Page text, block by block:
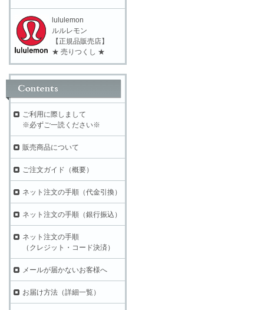
lululemon
ルルレモン
【正規品販売店】
★ 売りつくし ★
ご利用に際しまして
※必ずご一読ください※
販売商品について
ご注文ガイド（概要）
ネット注文の手順（代金引換）
ネット注文の手順（銀行振込）
ネット注文の手順
（クレジット・コード決済）
メールが届かないお客様へ
お届け方法（詳細一覧）